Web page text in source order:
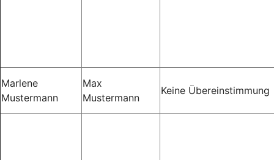
Marlene
Mustermann
Max
Mustermann
Keine Übereinstimmung